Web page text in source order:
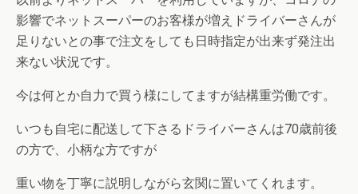
影響でネットスーパーのお客様が増えドライバーさんが
足りないとの事で注文をしても日時指定が出来ず発注出
来ない状況です。
今は何とか自力で買う様にしてますが結構重労働です。
いつも自宅に配送して下さるドライバーさんは70歳前後
の方で、小柄な方ですが
重い物を丁寧に説明しながら玄関に置いてくれます。